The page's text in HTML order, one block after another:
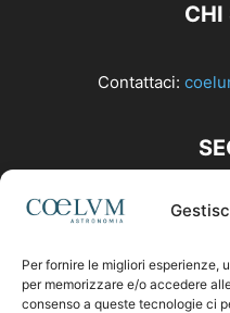
Per fornire le migliori esperienze,
per memorizzare e/o accedere
consenso a queste tecnologie ci
CHI
Contattaci: